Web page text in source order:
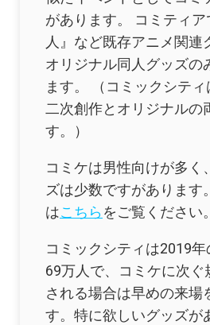
があります。 コミティ
人』など既存アニメ関連
オリジナル同人グッズの
ます。 （コミックシテ
二次創作とオリジナルの
す。）
コミケは男性向けが多く
ズは少数ですがあります
はこちらをご覧ください。
コミックシティは2019
69万人で、コミケに次ぐ
される場合は早めの来場
す。特に欲しいグッズが